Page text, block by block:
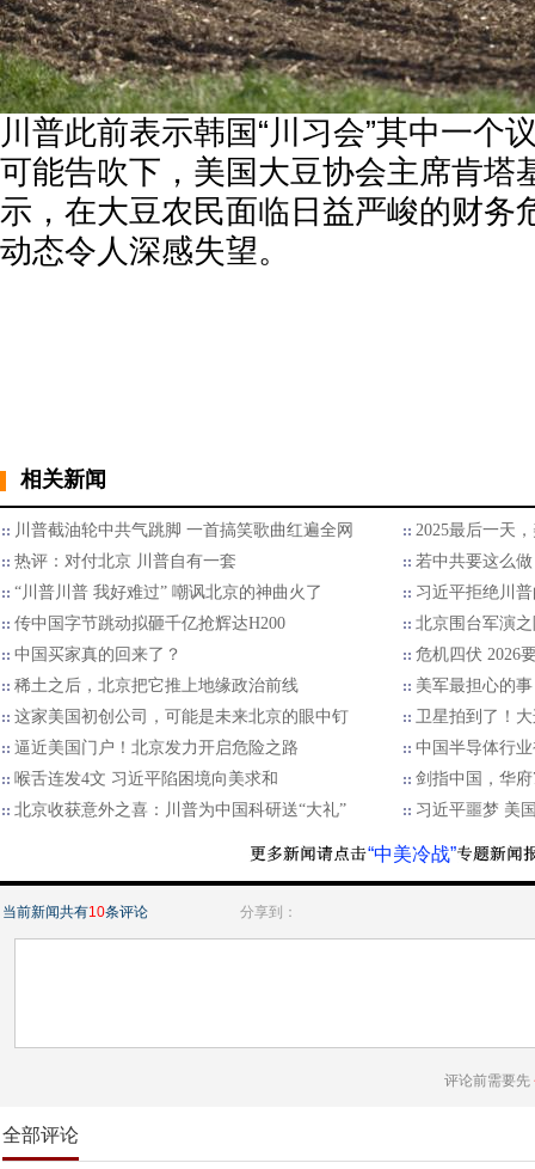
川普此前表示韩国“川习会”其中一个
可能告吹下，美国大豆协会主席肯塔
示，在大豆农民面临日益严峻的财务
动态令人深感失望。
相关新闻
川普截油轮中共气跳脚 一首搞笑歌曲红遍全网
2025最后一天
热评：对付北京 川普自有一套
若中共要这么
“川普川普 我好难过” 嘲讽北京的神曲火了
习近平拒绝川普
传中国字节跳动拟砸千亿抢辉达H200
北京围台军演
中国买家真的回来了？
危机四伏 2026
稀土之后，北京把它推上地缘政治前线
美军最担心的
这家美国初创公司，可能是未来北京的眼中钉
卫星拍到了！
逼近美国门户！北京发力开启危险之路
中国半导体行
喉舌连发4文 习近平陷困境向美求和
剑指中国，华
北京收获意外之喜：川普为中国科研送“大礼”
习近平噩梦 美
“中美冷战”
当前新闻共有10条评论 分享到：
评论前需要先
全部评论